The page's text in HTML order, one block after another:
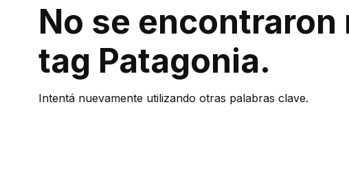
No se
tag Patagonia.
Intentá nuevamente utilizando otras palabras clave.